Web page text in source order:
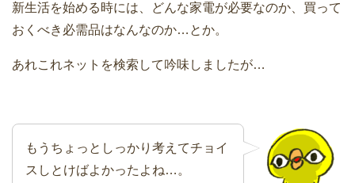
新生活を始める時には、どんな家電が必要なのか、買って
おくべき必需品はなんなのか…とか。
あれこれネットを検索して吟味しましたが…
もうちょっとしっかり考えてチョイ
スしとけばよかったよね…。